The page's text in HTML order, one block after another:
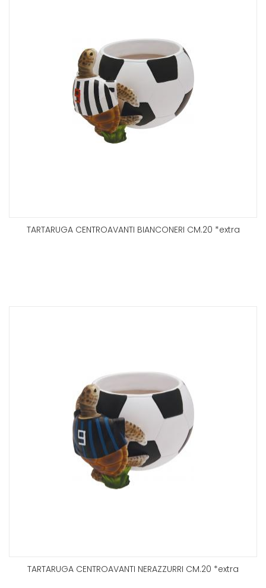
TARTARUGA CENTROAVANTI BIANCONERI CM.20 *extra
TARTARUGA CENTROAVANTI NERAZZURRI CM.20 *extra